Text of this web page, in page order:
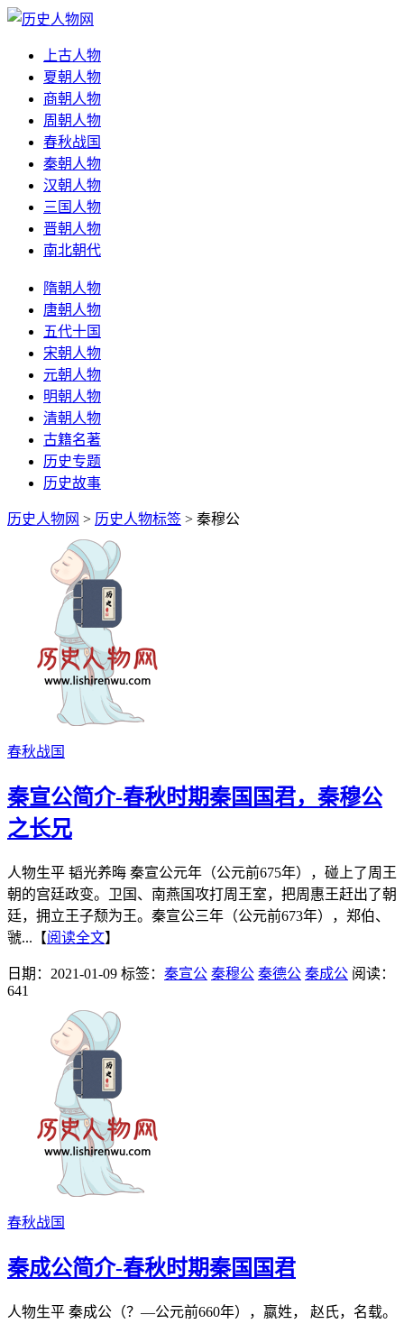
上古人物
夏朝人物
商朝人物
周朝人物
春秋战国
秦朝人物
汉朝人物
三国人物
晋朝人物
南北朝代
隋朝人物
唐朝人物
五代十国
宋朝人物
元朝人物
明朝人物
清朝人物
古籍名著
历史专题
历史故事
历史人物网 > 历史人物标签 > 秦穆公
春秋战国
秦宣公简介-春秋时期秦国国君，秦穆公
之长兄
人物生平 韬光养晦 秦宣公元年（公元前675年），碰上了周王
朝的宫廷政变。卫国、南燕国攻打周王室，把周惠王赶出了朝
廷，拥立王子颓为王。秦宣公三年（公元前673年），郑伯、
虢...【阅读全文】
日期：2021-01-09 标签： 秦宣公 秦穆公 秦德公 秦成公 阅读：
641
春秋战国
秦成公简介-春秋时期秦国国君
人物生平 秦成公（？―公元前660年），嬴姓， 赵氏，名载。